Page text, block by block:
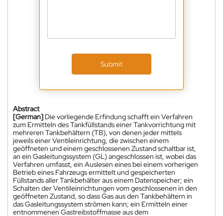
Submit
Abstract
[German] Die vorliegende Erfindung schafft ein Verfahren
zum Ermitteln des Tankfüllstands einer Tankvorrichtung mit
mehreren Tankbehältern (TB), von denen jeder mittels
jeweils einer Ventileinrichtung, die zwischen einem
geöffneten und einem geschlossenen Zustand schaltbar ist,
an ein Gasleitungssystem (GL) angeschlossen ist, wobei das
Verfahren umfasst, ein Auslesen eines bei einem vorherigen
Betrieb eines Fahrzeugs ermittelt und gespeicherten
Füllstands aller Tankbehälter aus einem Datenspeicher; ein
Schalten der Ventileinrichtungen vom geschlossenen in den
geöffneten Zustand, so dass Gas aus den Tankbehältern in
das Gasleitungssystem strömen kann; ein Ermitteln einer
entnommenen Gastreibstoffmasse aus dem